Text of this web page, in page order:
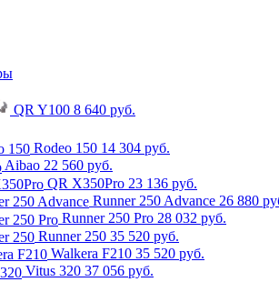
QR Y100 8 640 руб.
Rodeo 150 14 304 руб.
Aibao 22 560 руб.
QR X350Pro 23 136 руб.
Runner 250 Advance 26 880
Runner 250 Pro 28 032 руб.
Runner 250 35 520 руб.
Walkera F210 35 520 руб.
Vitus 320 37 056 руб.